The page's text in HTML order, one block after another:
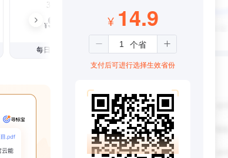
3个月
¥99
每日仅1.08元
¥ 14.9
支付后可进行选择生效省份